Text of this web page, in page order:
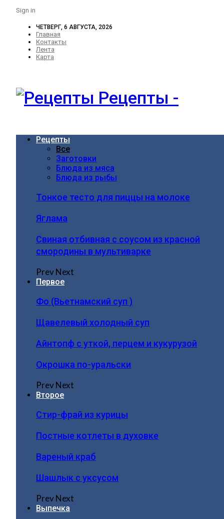
Sign in
ЧЕТВЕРГ, 6 АВГУСТА, 2026
Главная
Контакты
Лента
Карта
Рецепты -
Рецепты
Все
Заготовки
Блюда из мяса
Блюда из рыбы
Тонкое тесто для пиццы на молоке
Яглама
Свиная отбивная с соусом из красной
смородины в мультиварке
PrevNext
Первое
Фо (Вьетнамский суп )
Щавелевый холодный суп
Айнтопф с уткой, перцем и кукурузой
Окрошка по-уральски
PrevNext
Второе
Стир-фрай из курицы
Постные котлеты в духовке
Вареный краб
Шашлык с уксусом
PrevNext
Выпечка